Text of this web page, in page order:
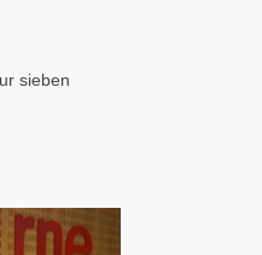
sieben